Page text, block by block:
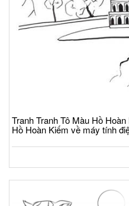
Tranh Tranh Tô Màu Hồ
Hồ Hoàn Kiếm về máy tính